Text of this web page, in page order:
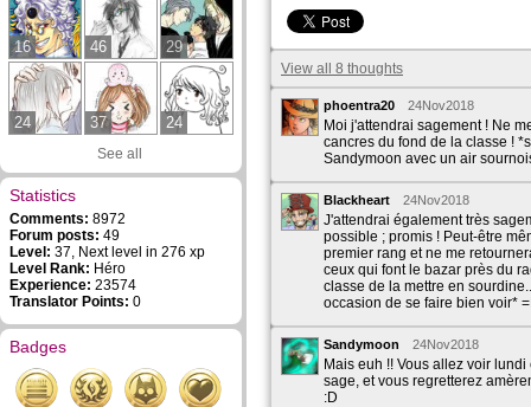
16 46 29
24 37 24
See all
Statistics
Comments: 8972
Forum posts: 49
Level: 37, Next level in 276 xp
Level Rank: Héro
Experience: 23574
Translator Points: 0
Badges
View all 8 thoughts
phoentra20 24Nov2018
Moi j'attendrai sagement ! Ne
cancres du fond de la classe !
Sandymoon avec un air
Blackheart 24Nov2018
J'attendrai également très
possible ; promis ! Peut-être
premier rang et ne me
ceux qui font le bazar près du
classe de la mettre en
occasion de se faire bien voir*
Sandymoon 24Nov2018
Mais euh !! Vous allez voir
sage, et vous regretterez
:D